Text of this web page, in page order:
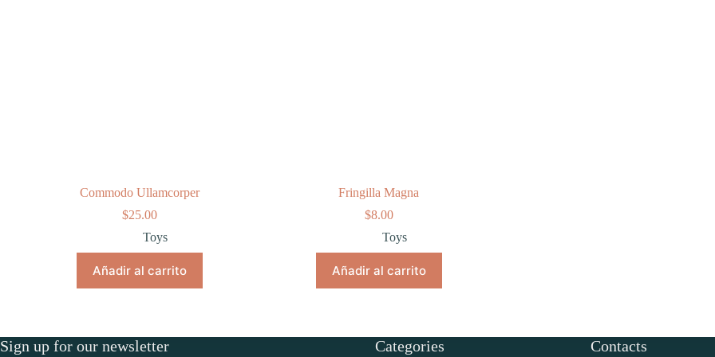
Commodo Ullamcorper
$25.00
Toys
Añadir al carrito
Fringilla Magna
$8.00
Toys
Añadir al carrito
Sign up for our newsletter Categories Contacts